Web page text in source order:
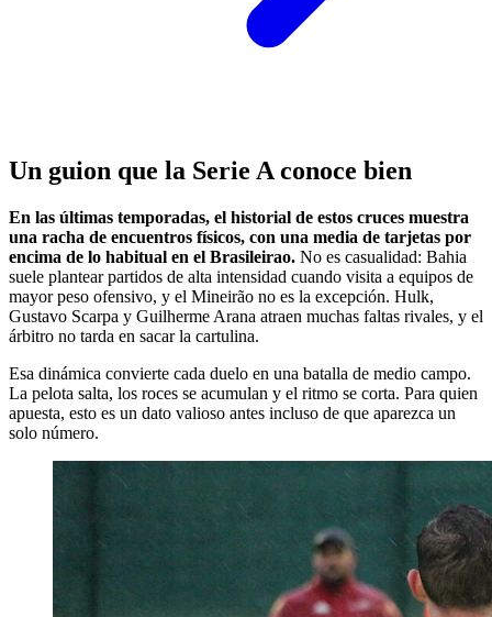
Un guion que la Serie A conoce bien
En las últimas temporadas, el historial de estos cruces muestra
una racha de encuentros físicos, con una media de tarjetas por
encima de lo habitual en el Brasileirao. No es casualidad: Bahia
suele plantear partidos de alta intensidad cuando visita a equipos de
mayor peso ofensivo, y el Mineirão no es la excepción. Hulk,
Gustavo Scarpa y Guilherme Arana atraen muchas faltas rivales, y el
árbitro no tarda en sacar la cartulina.
Esa dinámica convierte cada duelo en una batalla de medio campo.
La pelota salta, los roces se acumulan y el ritmo se corta. Para quien
apuesta, esto es un dato valioso antes incluso de que aparezca un
solo número.